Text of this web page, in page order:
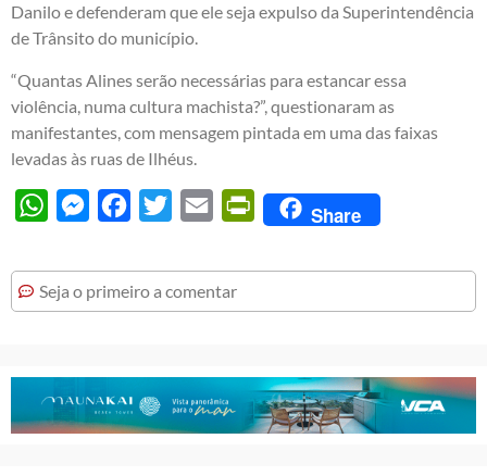
Danilo e defenderam que ele seja expulso da Superintendência
de Trânsito do município.
“Quantas Alines serão necessárias para estancar essa
violência, numa cultura machista?”, questionaram as
manifestantes, com mensagem pintada em uma das faixas
levadas às ruas de Ilhéus.
WhatsAppMessengerFacebook
Twitter Email PrintFriendly
Share
Seja o primeiro a comentar